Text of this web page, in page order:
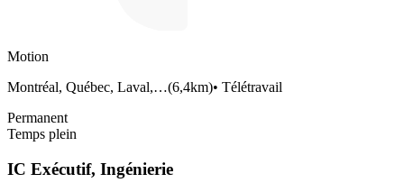
Motion
Montréal, Québec, Laval,…(6,4km)• Télétravail
Permanent
Temps plein
IC Exécutif, Ingénierie